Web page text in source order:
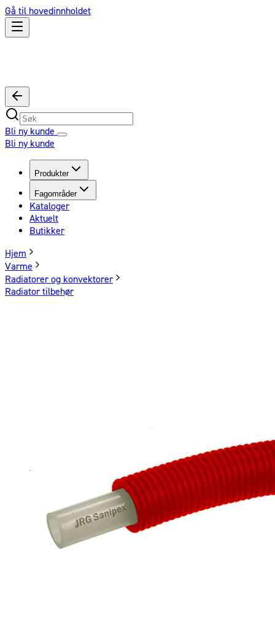
Gå til hovedinnholdet
Bli ny kunde
Bli ny kunde
Produkter
Fagområder
Kataloger
Aktuelt
Butikker
Hjem
Varme
Radiatorer og konvektorer
Radiator tilbehør